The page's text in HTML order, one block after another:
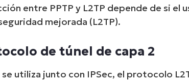
entre PPTP y L2TP depende de si el
mejorada (L2TP).
de túnel de capa 2
se utiliza junto con IPSec, el protocolo